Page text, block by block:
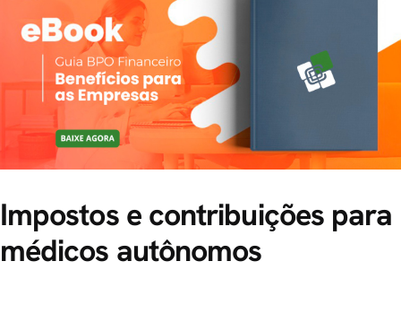
Impostos e contribuições para
médicos autônomos